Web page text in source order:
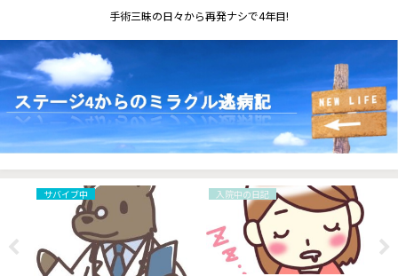
手術三昧の日々から再発ナシで4年目!
サバイブ中 入院中の日記